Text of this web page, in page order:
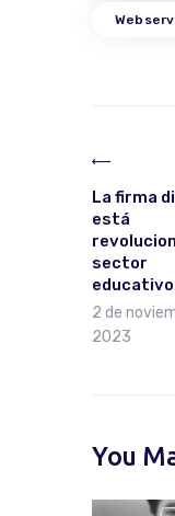
de
post:
La firma
está
sector
2 de
2023
You